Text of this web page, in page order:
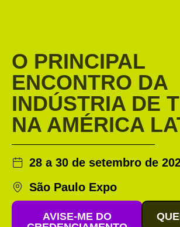
O PRINCIPAL
ENCONTRO DA
INDÚSTRIA DE
NA AMÉRICA
28 a 30 de setembro de
São Paulo Expo
AVISE-ME DO